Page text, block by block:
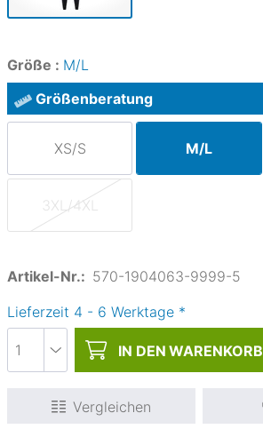
Größe : M/L
Größenberatung
XS/S M/L
3XL/4XL
Artikel-Nr.: 570-1904063-9999-5
Lieferzeit 4 - 6 Werktage *
IN DEN WARENKORB
Vergleichen